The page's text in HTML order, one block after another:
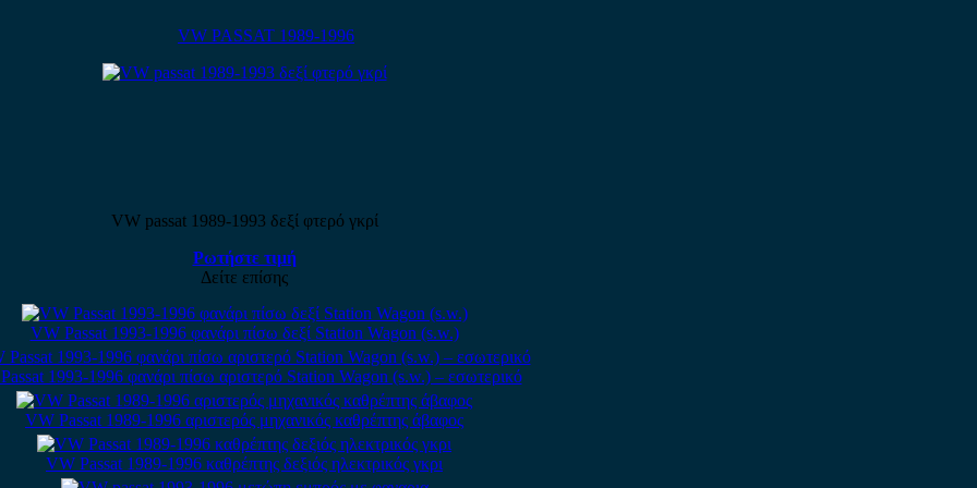
VW PASSAT 1989-1996
VW passat 1989-1993 δεξί φτερό γκρί
Ρωτήστε τιμή
Δείτε επίσης
VW Passat 1993-1996 φανάρι πίσω δεξί Station Wagon (s.w.)
1993-1996 φανάρι πίσω αριστερό Station Wagon (s.w.) – εσωτερικό
VW Passat 1989-1996 αριστερός μηχανικός καθρέπτης άβαφος
VW Passat 1989-1996 καθρέπτης δεξιός ηλεκτρικός γκρι